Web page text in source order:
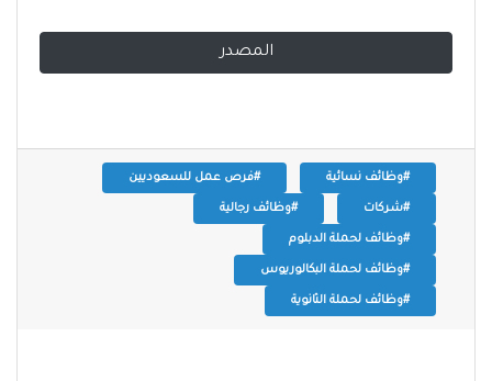
المصدر
#وظائف نسائية #فرص عمل للسعوديين
#شركات #وظائف رجالية
#وظائف لحملة الدبلوم
#وظائف لحملة البكالوريوس
#وظائف لحملة الثانوية